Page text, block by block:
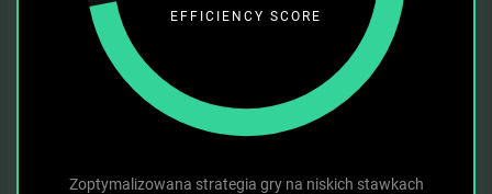
EFFICIENCY SCORE
Zoptymalizowana strategia gry na niskich stawkach